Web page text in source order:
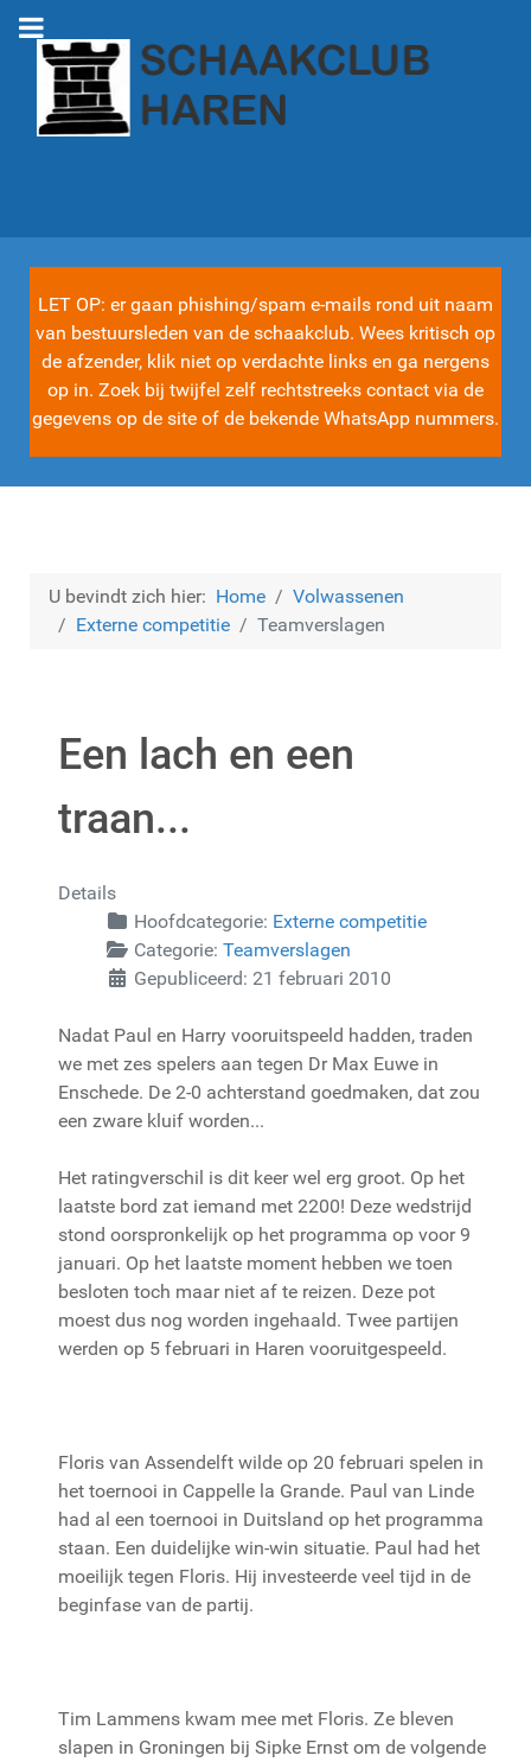
LET OP: er gaan phishing/spam e-mails rond uit naam
van bestuursleden van de schaakclub. Wees kritisch op
de afzender, klik niet op verdachte links en ga nergens
op in. Zoek bij twijfel zelf rechtstreeks contact via de
gegevens op de site of de bekende WhatsApp nummers.
U bevindt zich hier: Home
Volwassenen
Externe competitie
Teamverslagen
Een lach en een
traan...
Details
Hoofdcategorie: Externe competitie
Categorie: Teamverslagen
Gepubliceerd: 21 februari 2010
Nadat Paul en Harry vooruitspeeld hadden, traden
we met zes spelers aan tegen Dr Max Euwe in
Enschede. De 2-0 achterstand goedmaken, dat zou
een zware kluif worden...
Het ratingverschil is dit keer wel erg groot. Op het
laatste bord zat iemand met 2200! Deze wedstrijd
stond oorspronkelijk op het programma op voor 9
januari. Op het laatste moment hebben we toen
besloten toch maar niet af te reizen. Deze pot
moest dus nog worden ingehaald. Twee partijen
werden op 5 februari in Haren vooruitgespeeld.
Floris van Assendelft wilde op 20 februari spelen in
het toernooi in Cappelle la Grande. Paul van Linde
had al een toernooi in Duitsland op het programma
staan. Een duidelijke win-win situatie. Paul had het
moeilijk tegen Floris. Hij investeerde veel tijd in de
beginfase van de partij.
Tim Lammens kwam mee met Floris. Ze bleven
slapen in Groningen bij Sipke Ernst om de volgende